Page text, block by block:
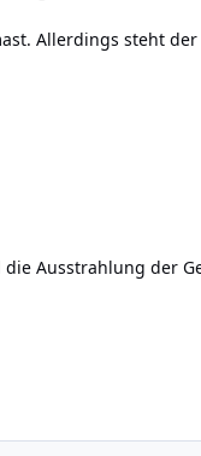
Allerdings steht
Ausstrahlung der